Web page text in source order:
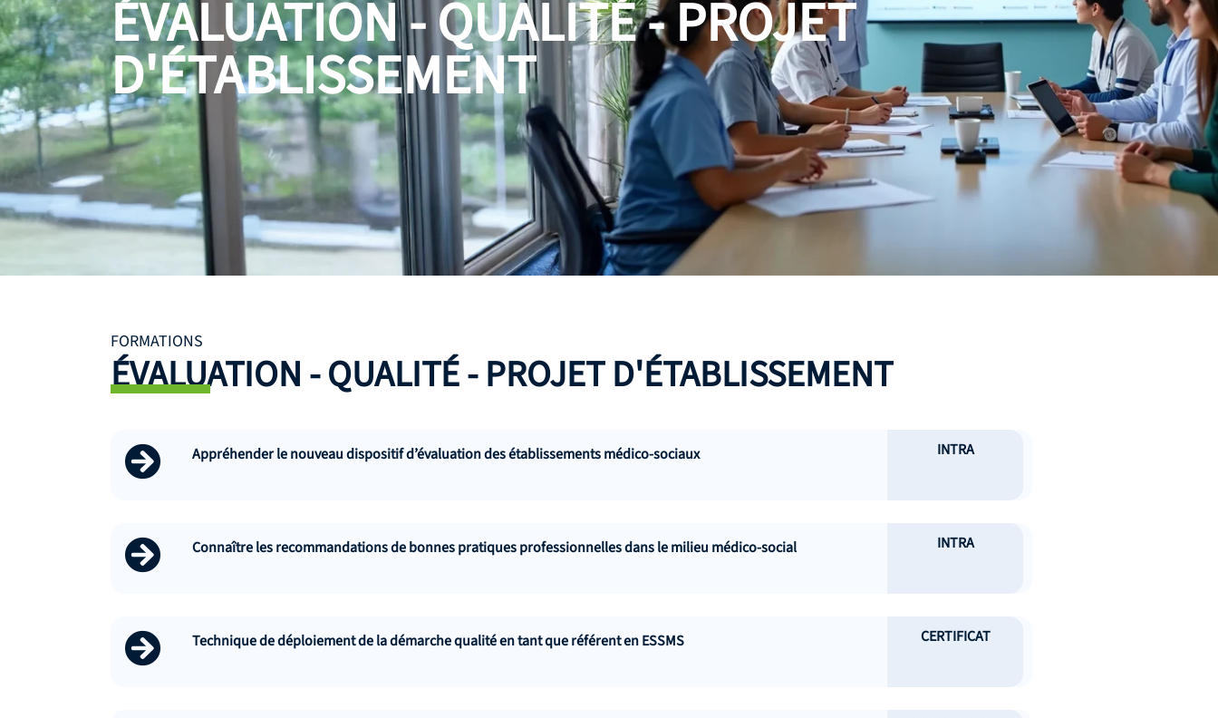
ÉVALUATION - QUALITÉ - PROJET
D'ÉTABLISSEMENT
FORMATIONS
ÉVALUATION - QUALITÉ - PROJET D'ÉTABLISSEMENT
Appréhender le nouveau dispositif d’évaluation des établissements médico-sociaux INTRA
Connaître les recommandations de bonnes pratiques professionnelles dans le milieu médico-social INTRA
Technique de déploiement de la démarche qualité en tant que référent en ESSMS CERTIFICAT